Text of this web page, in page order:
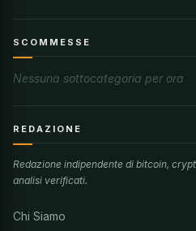
SCOMMESSE
Nessuna sottocategoria per ora
REDAZIONE
Redazione indipendente di bitcoin,
analisi verificati.
Chi Siamo